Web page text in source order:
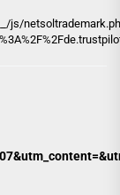
js/